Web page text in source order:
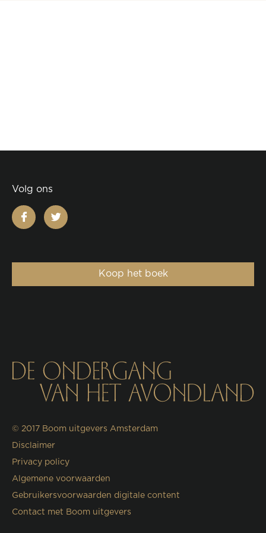
Volg ons
facebooktwitter
Koop het boek
© 2017 Boom uitgevers Amsterdam
Disclaimer
Privacy policy
Algemene voorwaarden
Gebruikersvoorwaarden digitale content
Contact met Boom uitgevers